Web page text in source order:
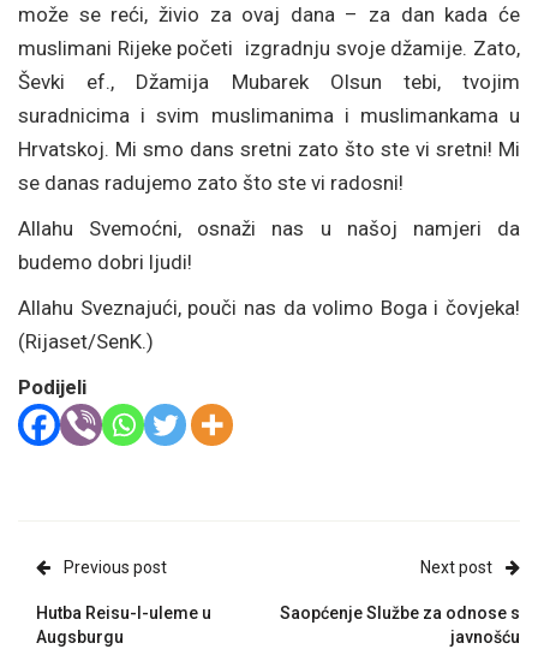
može se reći, živio za ovaj dana – za dan kada će
muslimani Rijeke početi izgradnju svoje džamije. Zato,
Ševki ef., Džamija Mubarek Olsun tebi, tvojim
suradnicima i svim muslimanima i muslimankama u
Hrvatskoj. Mi smo dans sretni zato što ste vi sretni! Mi
se danas radujemo zato što ste vi radosni!
Allahu Svemoćni, osnaži nas u našoj namjeri da
budemo dobri ljudi!
Allahu Sveznajući, pouči nas da volimo Boga i čovjeka!
(Rijaset/SenK.)
Podijeli
Previous post
Hutba Reisu-l-uleme u
Augsburgu
Next post
Saopćenje Službe za odnose s
javnošću